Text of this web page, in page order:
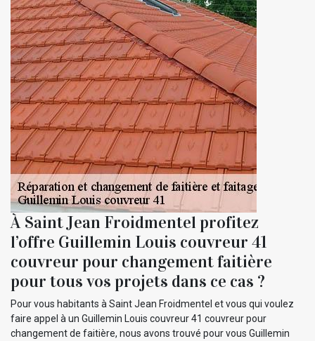
À Saint Jean Froidmentel profitez
l’offre Guillemin Louis couvreur 41
couvreur pour changement faitière
pour tous vos projets dans ce cas ?
Pour vous habitants à Saint Jean Froidmentel et vous qui voulez
faire appel à un Guillemin Louis couvreur 41 couvreur pour
changement de faitière, nous avons trouvé pour vous Guillemin